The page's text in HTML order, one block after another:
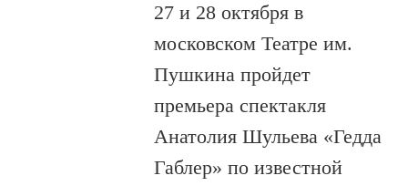
27 и 28 октября в
московском Театре им.
Пушкина пройдет
премьера спектакля
Анатолия Шульева «Гедда
Габлер» по известной